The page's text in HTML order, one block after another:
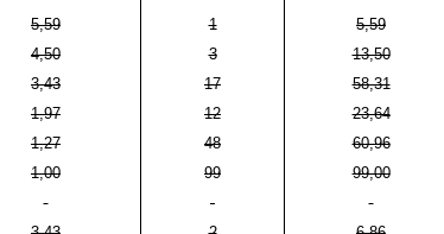
5,59 1 5,59
4,50 3 13,50
3,43 17 58,31
1,97 12 23,64
1,27 48 60,96
1,00 99 99,00